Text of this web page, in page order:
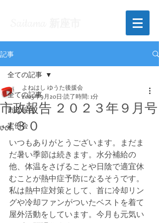
記事
全ての記事
市政報告
定例会
全ての記事
市政報告 ２０２３年９月号
vol.３０
よねはし ゆうた後援会
2023年9月20日 読了時間: 1分
いつもありがとうございます。まだま
だ暑い季節は続きます。水分補給の
他、体温をさげることや日陰で適宜休
むことが熱中症予防になるそうです。
私は熱中症対策として、首に冷却リン
グや冷却ファンがついたベストを着て
屋外活動をしています。今月も元気い